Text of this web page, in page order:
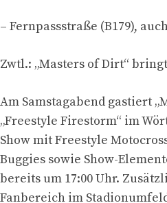
– Fernpassstraße (B179),
Zwtl.: „Masters of Dirt“
Am Samstagabend gastiert
„Freestyle Firestorm“ im
Show mit Freestyle
Buggies sowie Show-
bereits um 17:00 Uhr.
Fanbereich im